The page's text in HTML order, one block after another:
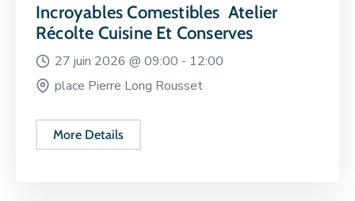
Incroyables Comestibles Atelier
Récolte Cuisine Et Conserves
27 juin 2026 @ 09:00 - 12:00
place Pierre Long Rousset
More Details